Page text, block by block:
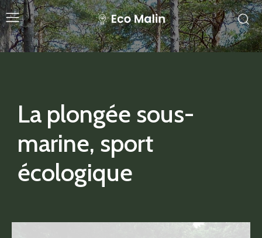
La plongée sous-
marine, sport
écologique